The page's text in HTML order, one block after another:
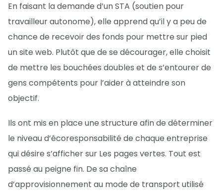
En faisant la demande d’un STA (soutien pour
travailleur autonome), elle apprend qu’il y a peu de
chance de recevoir des fonds pour mettre sur pied
un site web. Plutôt que de se décourager, elle choisit
de mettre les bouchées doubles et de s’entourer de
gens compétents pour l’aider à atteindre son
objectif.
Ils ont mis en place une structure afin de déterminer
le niveau d’écoresponsabilité de chaque entreprise
qui désire s’afficher sur Les pages vertes. Tout est
passé au peigne fin. De sa chaîne
d’approvisionnement au mode de transport utilisé